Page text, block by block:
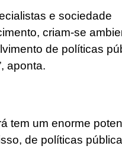
e sociedade
criam-se
de políticas
aponta.
tem um enorme
de políticas